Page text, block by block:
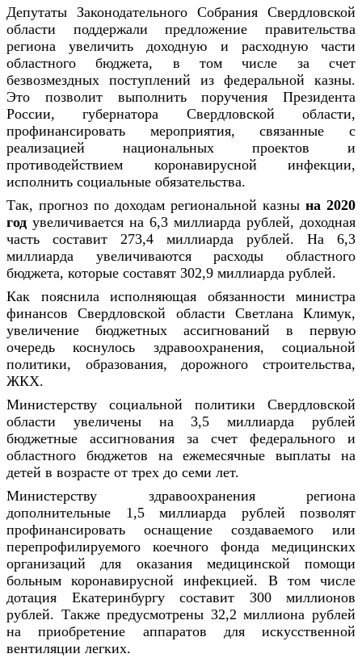
Депутаты Законодательного Собрания Свердловской
области поддержали предложение правительства
региона увеличить доходную и расходную части
областного бюджета, в том числе за счет
безвозмездных поступлений из федеральной казны.
Это позволит выполнить поручения Президента
России, губернатора Свердловской области,
профинансировать мероприятия, связанные с
реализацией национальных проектов и
противодействием коронавирусной инфекции,
исполнить социальные обязательства.
Так, прогноз по доходам региональной казны на 2020
год увеличивается на 6,3 миллиарда рублей, доходная
часть составит 273,4 миллиарда рублей. На 6,3
миллиарда увеличиваются расходы областного
бюджета, которые составят 302,9 миллиарда рублей.
Как пояснила исполняющая обязанности министра
финансов Свердловской области Светлана Климук,
увеличение бюджетных ассигнований в первую
очередь коснулось здравоохранения, социальной
политики, образования, дорожного строительства,
ЖКХ.
Министерству социальной политики Свердловской
области увеличены на 3,5 миллиарда рублей
бюджетные ассигнования за счет федерального и
областного бюджетов на ежемесячные выплаты на
детей в возрасте от трех до семи лет.
Министерству здравоохранения региона
дополнительные 1,5 миллиарда рублей позволят
профинансировать оснащение создаваемого или
перепрофилируемого коечного фонда медицинских
организаций для оказания медицинской помощи
больным коронавирусной инфекцией. В том числе
дотация Екатеринбургу составит 300 миллионов
рублей. Также предусмотрены 32,2 миллиона рублей
на приобретение аппаратов для искусственной
вентиляции легких.